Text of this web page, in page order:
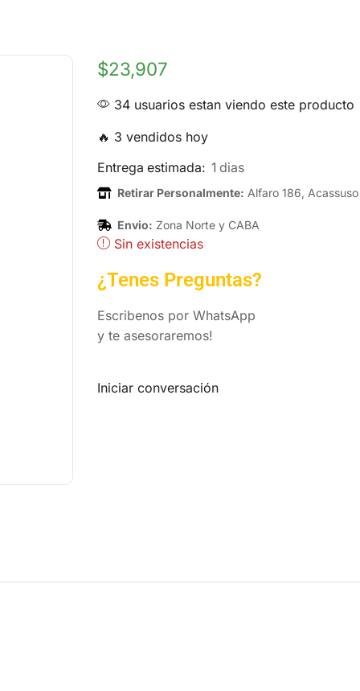
$23,907
34 usuarios estan viendo este producto
🔥 3 vendidos hoy
Entrega estimada: 1 dias
Retirar Personalmente: Alfaro 186, Acassuso
Envio: Zona Norte y CABA
Sin existencias
¿Tenes Preguntas?
Escribenos por WhatsApp
y te asesoraremos!
Iniciar conversación